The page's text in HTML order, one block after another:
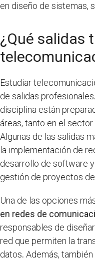
en diseño de sistemas,
¿Qué salidas
Estudiar
de salidas profesionales.
disciplina están
áreas, tanto en el
Algunas de las salidas
la implementación de
desarrollo de software
gestión de proyectos
Una de las opciones
en redes de
responsables de
red que permiten la
datos. Además,